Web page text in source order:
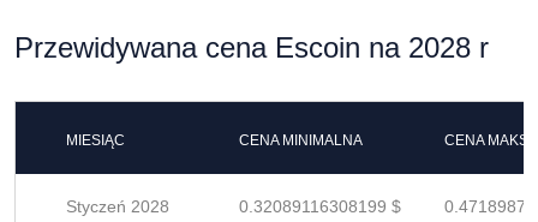
Przewidywana cena Escoin na 2028 r
MIESIĄC CENA MINIMALNA CENA
Styczeń 2028 0.32089116308199 $